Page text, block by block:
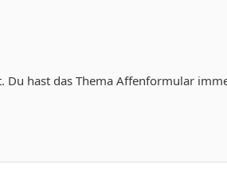
hast das Thema Affenformular